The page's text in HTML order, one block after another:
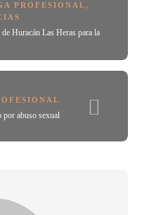
PROFESIONAL,
Huracán Las Heras para la
por abuso sexual